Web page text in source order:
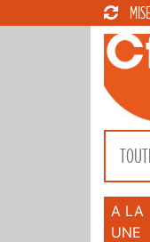
A LA
UNE